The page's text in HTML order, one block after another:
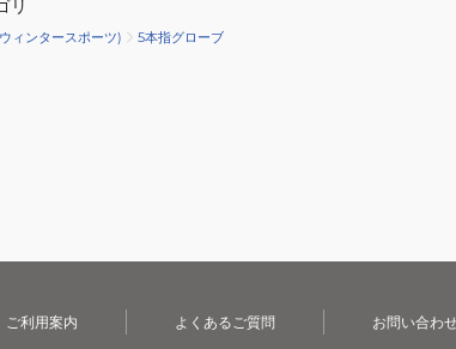
リ
ィンタースポーツ) 5本指グローブ
ご利用案内 よくあるご質問 お問い合わ